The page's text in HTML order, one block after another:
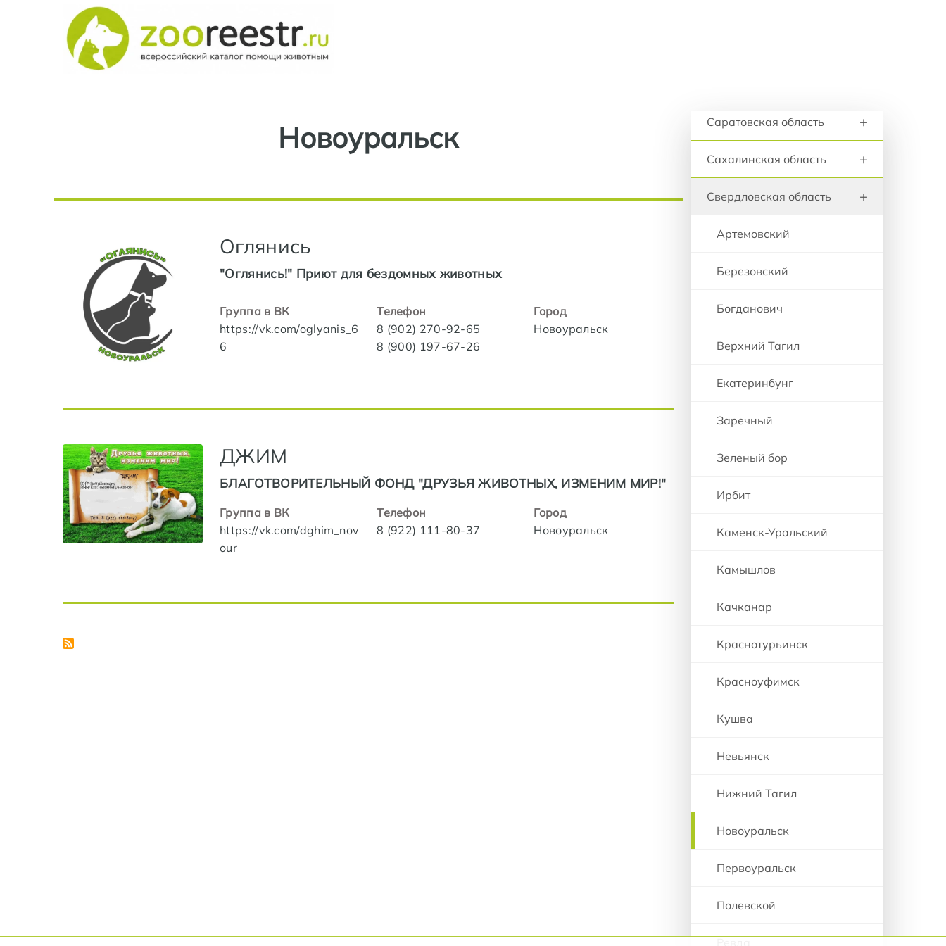
Новоуральск
Оглянись
"Оглянись!" Приют для бездомных животных
Группа в ВК
https://vk.com/oglyanis_6
6
Телефон
8 (902) 270-92-65
8 (900) 197-67-26
Город
Новоуральск
ДЖИМ
БЛАГОТВОРИТЕЛЬНЫЙ ФОНД "ДРУЗЬЯ ЖИВОТНЫХ, ИЗМЕНИМ МИР!"
Группа в ВК
https://vk.com/dghim_nov
our
Телефон
8 (922) 111-80-37
Город
Новоуральск
Регионы и города
Саратовская область +
Сахалинская область +
Свердловская область +
Артемовский
Березовский
Богданович
Верхний Тагил
Екатеринбунг
Заречный
Зеленый бор
Ирбит
Каменск-Уральский
Камышлов
Качканар
Краснотурьинск
Красноуфимск
Кушва
Невьянск
Нижний Тагил
Новоуральск
Первоуральск
Полевской